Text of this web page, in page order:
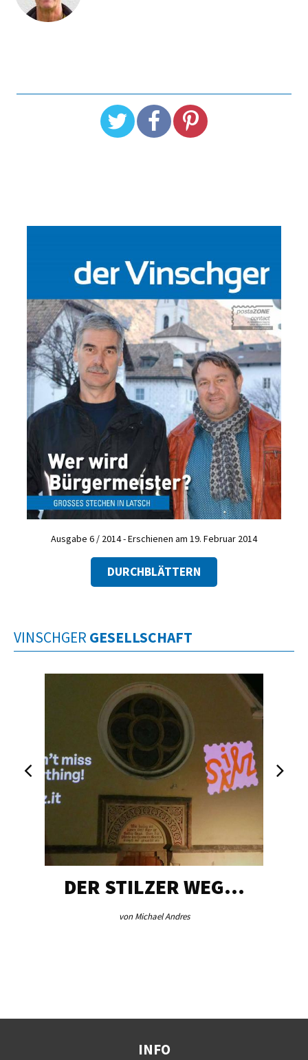
Ausgabe 6 / 2014 - Erschienen am 19. Februar 2014
DURCHBLÄTTERN
VINSCHGER GESELLSCHAFT
DER STILZER WEG…
von Michael Andres
INFO